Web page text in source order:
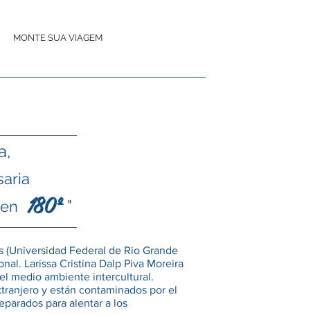
MONTE SUA VIAGEM
180º"
(Universidad Federal de Rio Grande
Larissa Cristina Dalp Piva Moreira
medio ambiente intercultural.
y están contaminados por el
para alentar a los